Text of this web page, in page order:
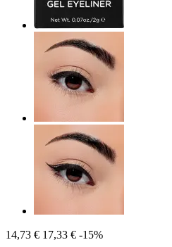
14,73 € 17,33 € -15%